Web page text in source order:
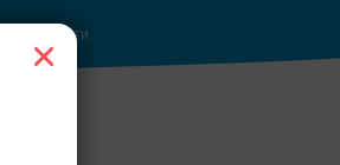
Войти